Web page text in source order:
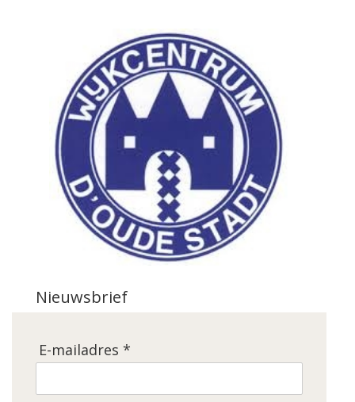
Nieuwsbrief
E-mailadres *